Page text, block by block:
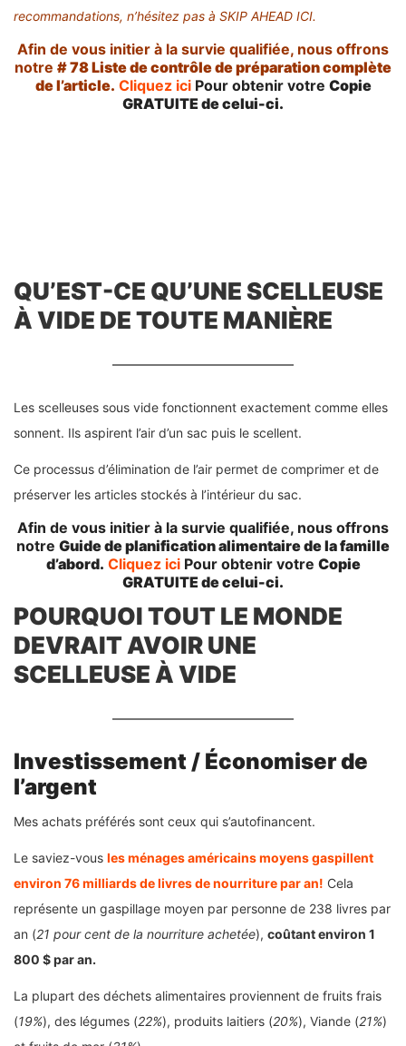
recommandations, n’hésitez pas à SKIP AHEAD ICI.
Afin de vous initier à la survie qualifiée, nous offrons
notre # 78 Liste de contrôle de préparation complète
de l’article. Cliquez iciPour obtenir votre Copie
GRATUITE de celui-ci.
QU’EST-CE QU’UNE SCELLEUSE
À VIDE DE TOUTE MANIÈRE
Les scelleuses sous vide fonctionnent exactement comme elles
sonnent. Ils aspirent l’air d’un sac puis le scellent.
Ce processus d’élimination de l’air permet de comprimer et de
préserver les articles stockés à l’intérieur du sac.
Afin de vous initier à la survie qualifiée, nous offrons
notre Guide de planification alimentaire de la famille
d’abord. Cliquez iciPour obtenir votre Copie
GRATUITE de celui-ci.
POURQUOI TOUT LE MONDE
DEVRAIT AVOIR UNE
SCELLEUSE À VIDE
Investissement / Économiser de
l’argent
Mes achats préférés sont ceux qui s’autofinancent.
Le saviez-vous les ménages américains moyens gaspillent
environ 76 milliards de livres de nourriture par an! Cela
représente un gaspillage moyen par personne de 238 livres par
an (21 pour cent de la nourriture achetée), coûtant environ 1
800 $ par an.
La plupart des déchets alimentaires proviennent de fruits frais
(19%), des légumes (22%), produits laitiers (20%), Viande (21%)